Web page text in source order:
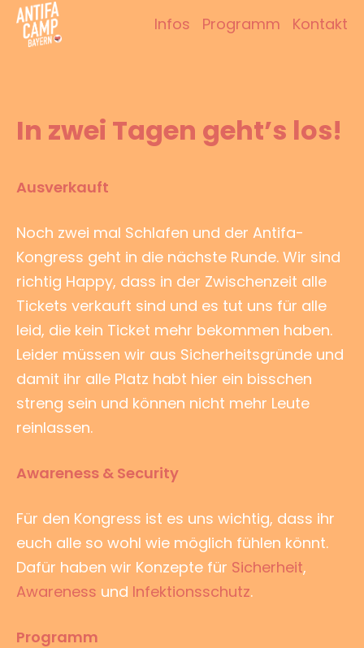
Zum
Inhalt
Infos Programm Kontakt
In zwei Tagen geht’s los!
Ausverkauft
Noch zwei mal Schlafen und der Antifa-
Kongress geht in die nächste Runde. Wir sind
richtig Happy, dass in der Zwischenzeit alle
Tickets verkauft sind und es tut uns für alle
leid, die kein Ticket mehr bekommen haben.
Leider müssen wir aus Sicherheitsgründe und
damit ihr alle Platz habt hier ein bisschen
streng sein und können nicht mehr Leute
reinlassen.
Awareness & Security
Für den Kongress ist es uns wichtig, dass ihr
euch alle so wohl wie möglich fühlen könnt.
Dafür haben wir Konzepte für Sicherheit,
Awareness und Infektionsschutz.
Programm